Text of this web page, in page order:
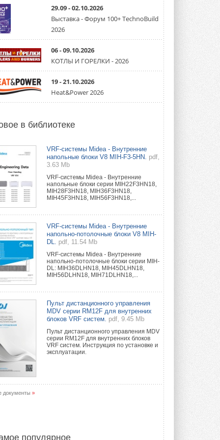
охлаждения для ЦОД
Mitsubishi Electric создаёт в США новую
компанию MEHITS US Inc. ...
31 ИЮЛЯ 2026
США запретили использование
иностранных инверторов
комиссия по связи США (FCC) обновила
свой специальный перечень Covered ...
31 ИЮЛЯ 2026
солнечные панели в МКД
30 ИЮЛЯ 2026
Канальные вентиляторы с ЕС-
двигателями Sysimple TRS EC
Poti
Новинка от Системэйр —
прямоугольный канальный ...
Краска для окон: как выбрать
состав, который не
растрескается после первой
зимы
Частые вопросы о краске для окон ...
30 ИЮЛЯ 2026
новую серию консольных
Усовершенствованная гидравлика
помогает снизить энергопотребление ...
30 ИЮЛЯ 2026
Группа «Теплолюкс» открыла
новую производственную
площадку
29 ИЮЛЯ 2026
29.09 - 02.10.2026
Выставка - Форум 100+ TechnoBuild
2026
06 - 09.10.2026
КОТЛЫ И ГОРЕЛКИ - 2026
19 - 21.10.2026
Heat&Power 2026
в библиотеке
VRF-системы Midea - Внутренние
напольные блоки V8 MIH-F3-5HN. pdf,
3.63 Mb
VRF-системы Midea - Внутренние
напольные блоки серии MIH22F3HN18,
MIH28F3HN18, MIH36F3HN18,
MIH45F3HN18, MIH56F3HN18,...
VRF-системы Midea - Внутренние
напольно-потолочные блоки V8 MIH-
DL.
pdf, 11.54 Mb
VRF-системы Midea - Внутренние
напольно-потолочные блоки серии MIH-
DL: MIH36DLHN18, MIH45DLHN18,
MIH56DLHN18, MIH71DLHN18,...
Пульт дистанционного управления
MDV серии RM12F для внутренних
блоков VRF систем.
pdf, 9.45 Mb
Пульт дистанционного управления MDV
серии RM12F для внутренних блоков
VRF систем. Инструкция по установке и
эксплуатации.
документы »
популярное